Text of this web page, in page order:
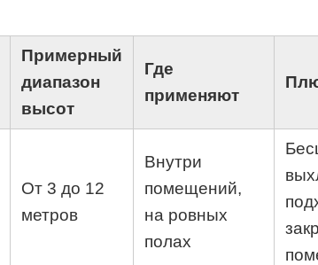
Примерный
диапазон
высот
Где
применяют
От 3 до 12
метров
Внутри
помещений,
на ровных
полах